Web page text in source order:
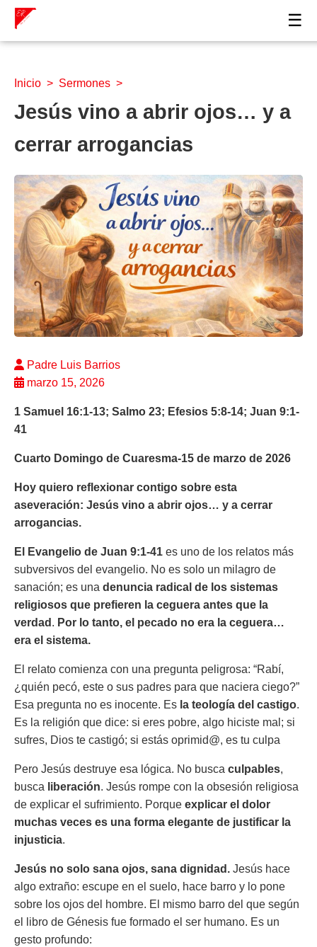
☰
Inicio > Sermones >
Jesús vino a abrir ojos… y a
cerrar arrogancias
Padre Luis Barrios
marzo 15, 2026
1 Samuel 16:1-13; Salmo 23; Efesios 5:8-14; Juan 9:1-
41
Cuarto Domingo de Cuaresma-15 de marzo de 2026
Hoy quiero reflexionar contigo sobre esta
aseveración: Jesús vino a abrir ojos… y a cerrar
arrogancias.
El Evangelio de Juan 9:1-41 es uno de los relatos más
subversivos del evangelio. No es solo un milagro de
sanación; es una denuncia radical de los sistemas
religiosos que prefieren la ceguera antes que la
verdad . Por lo tanto, el pecado no era la ceguera…
era el sistema.
El relato comienza con una pregunta peligrosa: “Rabí,
¿quién pecó, este o sus padres para que naciera ciego?”
Esa pregunta no es inocente. Es la teología del castigo.
Es la religión que dice: si eres pobre, algo hiciste mal; si
sufres, Dios te castigó; si estás oprimid@, es tu culpa
Pero Jesús destruye esa lógica. No busca culpables,
busca liberación. Jesús rompe con la obsesión religiosa
de explicar el sufrimiento. Porque explicar el dolor
muchas veces es una forma elegante de justificar la
injusticia.
Jesús no solo sana ojos, sana dignidad. Jesús hace
algo extraño: escupe en el suelo, hace barro y lo pone
sobre los ojos del hombre. El mismo barro del que según
el libro de Génesis fue formado el ser humano. Es un
gesto profundo: